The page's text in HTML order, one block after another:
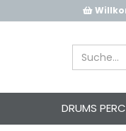
DRUMS